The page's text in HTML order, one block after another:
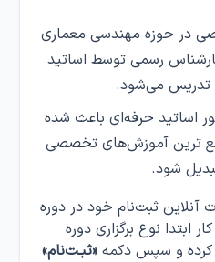
در حوزه مهندسی معماری
رسمی توسط اساتید
می‌شود.
اساتید حرفه‌ای باعث شده
ترین آموزش‌های تخصصی
شود.
آنلاین ثبت‌نام خود در دوره
ابتدا نوع برگزاری دوره
کرده و سپس دکمه«ثبـت‌نام»